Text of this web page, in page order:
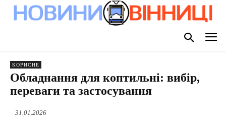
КОРИСНЕ
Обладнання для коптильні: вибір,
переваги та застосування
31.01.2026